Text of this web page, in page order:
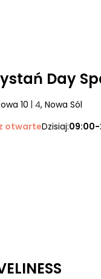
Day
10 | 4, Nowa Sól
otwarteDzisiaj: